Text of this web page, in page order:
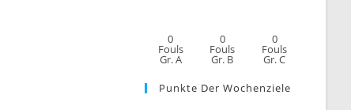
0
Fouls
Gr. A
0
Fouls
Gr. B
0
Fouls
Gr. C
Punkte Der Wochenziele